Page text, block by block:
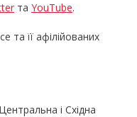
та YouTube.
та її афілійованих
і Східна